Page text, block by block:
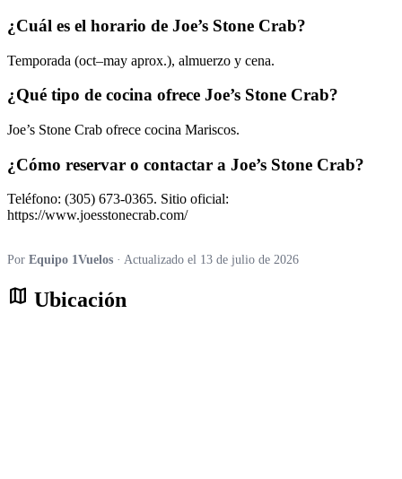
¿Cuál es el horario de Joe’s Stone Crab?
Temporada (oct–may aprox.), almuerzo y cena.
¿Qué tipo de cocina ofrece Joe’s Stone Crab?
Joe’s Stone Crab ofrece cocina Mariscos.
¿Cómo reservar o contactar a Joe’s Stone Crab?
Teléfono: (305) 673-0365. Sitio oficial:
https://www.joesstonecrab.com/
Por Equipo 1Vuelos · Actualizado el 13 de julio de 2026
map Ubicación